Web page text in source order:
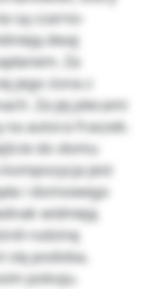
są czarno-
dwaj
Za
jego żona z
Za jej plecami
autora fraszek.
do domu
kompozycja jest
i domowego
widnieją
rodzinę
się podoba,
pokoju.